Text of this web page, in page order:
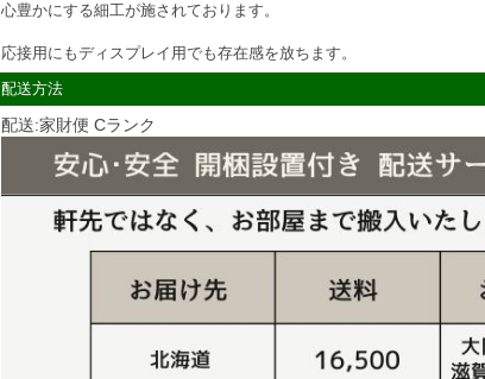
心豊かにする細工が施されております。
応接用にもディスプレイ用でも存在感を放ちます。
配送方法
配送:家財便 Cランク